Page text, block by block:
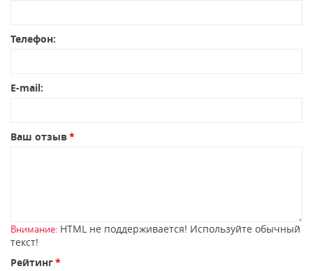
Телефон:
E-mail:
Ваш отзыв
Внимание: HTML не поддерживается! Используйте обычный
текст!
Рейтинг